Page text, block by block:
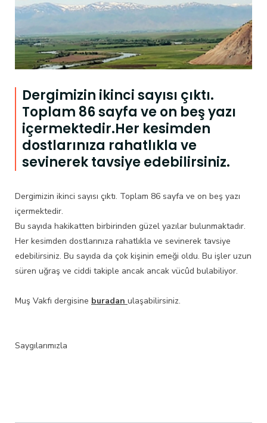
Dergimizin ikinci sayısı çıktı.
Toplam 86 sayfa ve on beş yazı
içermektedir.Her kesimden
dostlarınıza rahatlıkla ve
sevinerek tavsiye edebilirsiniz.
Dergimizin ikinci sayısı çıktı. Toplam 86 sayfa ve on beş yazı
içermektedir.
Bu sayıda hakikatten birbirinden güzel yazılar bulunmaktadır.
Her kesimden dostlarınıza rahatlıkla ve sevinerek tavsiye
edebilirsiniz. Bu sayıda da çok kişinin emeği oldu. Bu işler uzun
süren uğraş ve ciddi takiple ancak ancak vücûd bulabiliyor.
Muş Vakfı dergisine buradan ulaşabilirsiniz.
Saygılarımızla